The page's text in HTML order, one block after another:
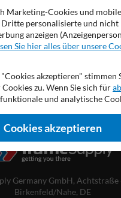
Verkehrsschilder
Germany GmbH, Achtstraße
Birkenfeld/Nahe, DE
Marketing-Cookies und
personalisierte und nicht
anzeigen
Sie hier alles über unsere
akzeptieren" stimmen
zu. Wenn Sie sich für
und analytische
Cookies akzeptieren